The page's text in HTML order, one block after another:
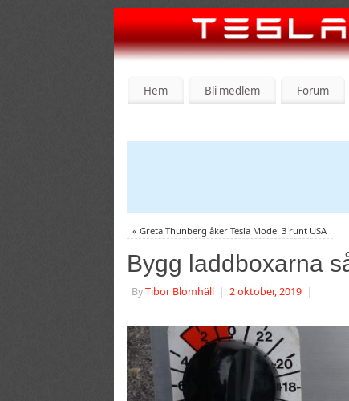
Hem Bli medlem Forum
« Greta Thunberg åker Tesla Model 3 runt USA
Bygg laddboxarna
ByTibor Blomhäll 2 oktober, 2019